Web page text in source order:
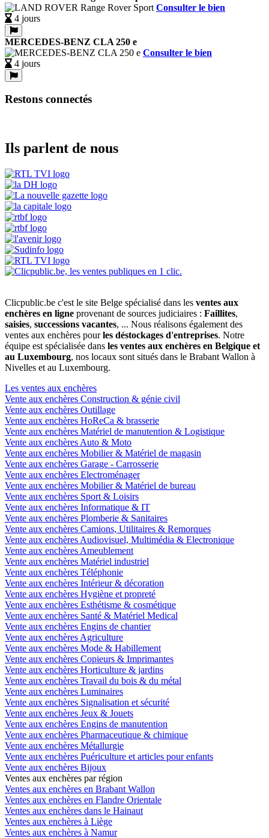
Consulter le bien
4 jours
MERCEDES-BENZ CLA 250 e
Consulter le bien
4 jours
Restons connectés
Ils parlent de nous
Clicpublic.be c'est le site Belge spécialisé dans les ventes aux
enchères en ligne provenant de sources judiciaires : Faillites,
saisies, successions vacantes, ... Nous réalisons également des
ventes aux enchères pourles déstockages d'entreprises. Notre
équipe est spécialisée dans les ventes aux enchères en Belgique et
au Luxembourg, nos locaux sont situés dans le Brabant Wallon à
Nivelles et au Luxembourg.
Les ventes aux enchères
Vente aux enchères Construction & génie civil
Vente aux enchères Outillage
Vente aux enchères HoReCa & brasserie
Vente aux enchères Matériel de manutention & Logistique
Vente aux enchères Auto & Moto
Vente aux enchères Mobilier & Matériel de magasin
Vente aux enchères Garage - Carrosserie
Vente aux enchères Electroménager
Vente aux enchères Mobilier & Matériel de bureau
Vente aux enchères Sport & Loisirs
Vente aux enchères Informatique & IT
Vente aux enchères Plomberie & Sanitaires
Vente aux enchères Camions, Utilitaires & Remorques
Vente aux enchères Audiovisuel, Multimédia & Electronique
Vente aux enchères Ameublement
Vente aux enchères Matériel industriel
Vente aux enchères Téléphonie
Vente aux enchères Intérieur & décoration
Vente aux enchères Hygiène et propreté
Vente aux enchères Esthétisme & cosmétique
Vente aux enchères Santé & Matériel Medical
Vente aux enchères Engins de chantier
Vente aux enchères Agriculture
Vente aux enchères Mode & Habillement
Vente aux enchères Copieurs & Imprimantes
Vente aux enchères Horticulture & jardins
Vente aux enchères Travail du bois & du métal
Vente aux enchères Luminaires
Vente aux enchères Signalisation et sécurité
Vente aux enchères Jeux & Jouets
Vente aux enchères Engins de manutention
Vente aux enchères Pharmaceutique & chimique
Vente aux enchères Métallurgie
Vente aux enchères Puériculture et articles pour enfants
Vente aux enchères Bijoux
Ventes aux enchères par région
Ventes aux enchères en Brabant Wallon
Ventes aux enchères en Flandre Orientale
Ventes aux enchères dans le Hainaut
Ventes aux enchères à Liège
Ventes aux enchères à Namur